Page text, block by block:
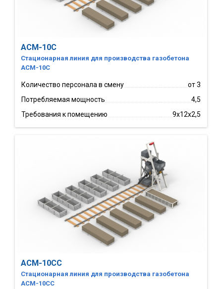
АСМ-10С
Стационарная линия для производства газобетона
АСМ-10С
Количество персонала в смену
от 3
Потребляемая мощность
4,5
Требования к помещению
9х12х2,5
АСМ-10СС
Стационарная линия для производства газобетона
АСМ-10СС